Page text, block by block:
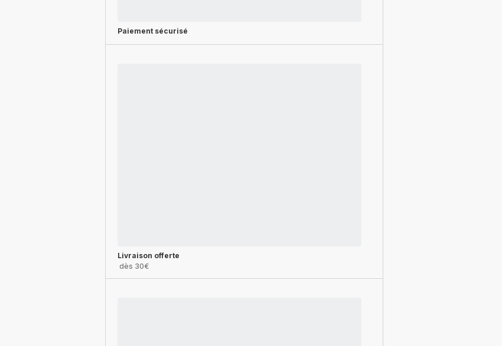
Paiement sécurisé
Livraison offerte
dès 30€